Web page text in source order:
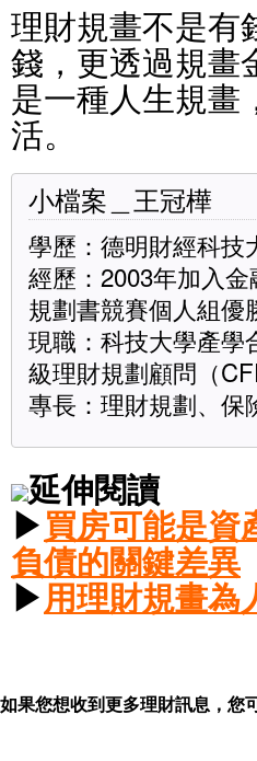
理財規畫不是有
錢，更透過規畫
是一種人生規畫
活。
小檔案＿王冠樺
學歷：德明財經科技
經歷：2003年加入
規劃書競賽個人組優
現職：科技大學產學
級理財規劃顧問（
專長：理財規劃、保
延伸閱讀
▶買房可能是資
負債的關鍵差異
▶用理財規畫為
如果您想收到更多理財訊息，您